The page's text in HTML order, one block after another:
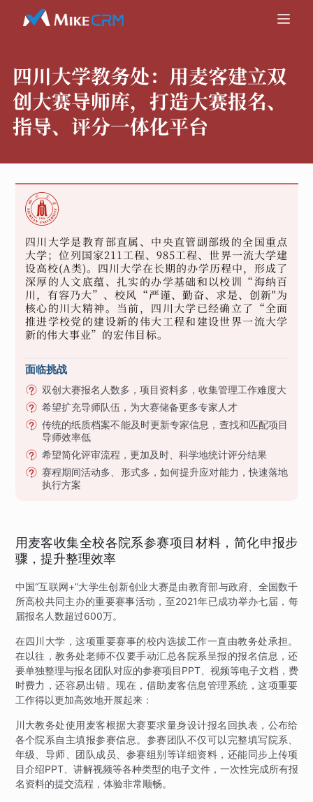
四川大学教务处： 用麦客建立双
创大赛导师库，打造大赛报名、
指导、评分一体化平台
四川大学是教育部直属、中央直管副部级的全国重点
大学；位列国家211工程、985工程、世界一流大学建
设高校(A类)。四川大学在长期的办学历程中，形成了
深厚的人文底蕴、扎实的办学基础和以校训“海纳百
川，有容乃大”、校风“严谨、勤奋、求是、创新"为
核心的川大精神。当前，四川大学已经确立了“全面
推进学校党的建设新的伟大工程和建设世界一流大学
新的伟大事业”的宏伟目标。
面临挑战
双创大赛报名人数多，项目资料多，收集管理工作难度大
希望扩充导师队伍，为大赛储备更多专家人才
传统的纸质档案不能及时更新专家信息，查找和匹配项目
导师效率低
希望简化评审流程，更加及时、科学地统计评分结果
赛程期间活动多、形式多，如何提升应对能力，快速落地
执行方案
用麦客收集全校各院系参赛项目材料，简化申报步
骤，提升整理效率
中国“互联网+”大学生创新创业大赛是由教育部与政府、全国数千
所高校共同主办的重要赛事活动，至2021年已成功举办七届，每
届报名人数超过600万。
在四川大学，这项重要赛事的校内选拔工作一直由教务处承担。
在以往，教务处老师不仅要手动汇总各院系呈报的报名信息，还
要单独整理与报名团队对应的参赛项目PPT、视频等电子文档，费
时费力，还容易出错。现在，借助麦客信息管理系统，这项重要
工作得以更加高效地开展起来：
川大教务处使用麦客根据大赛要求量身设计报名回执表，公布给
各个院系自主填报参赛信息。参赛团队不仅可以完整填写院系、
年级、导师、团队成员、参赛组别等详细资料，还能同步上传项
目介绍PPT、讲解视频等各种类型的电子文件，一次性完成所有报
名资料的提交流程，体验非常顺畅。